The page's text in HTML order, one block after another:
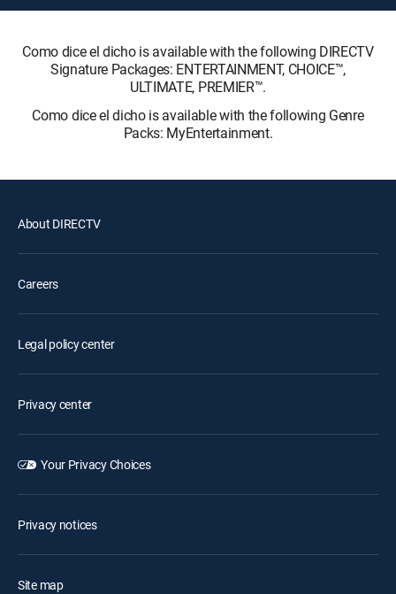
Como dice el dicho is available with the following DIRECTV
Signature Packages: ENTERTAINMENT, CHOICE™,
ULTIMATE, PREMIER™.
Como dice el dicho is available with the following Genre
Packs: MyEntertainment.
About DIRECTV
Careers
Legal policy center
Privacy center
Your Privacy Choices
Privacy notices
Site map